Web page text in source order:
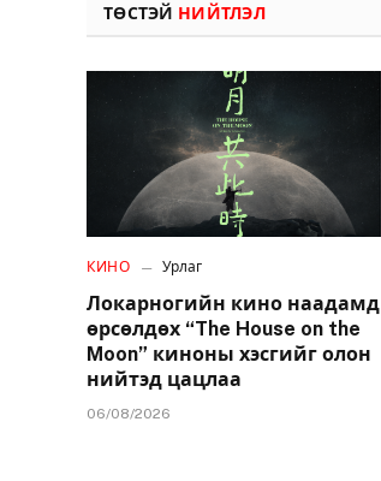
ТӨСТЭЙ НИЙТЛЭЛ
КИНО Урлаг
Локарногийн кино наадамд
өрсөлдөх “The House on the
Moon” киноны хэсгийг олон
нийтэд цацлаа
06/08/2026